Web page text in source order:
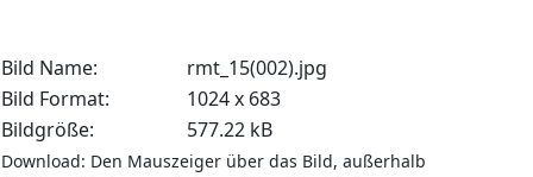
Bild Name:
rmt_15(002).jpg
Bild Format:
1024 x 683
Bildgröße:
577.22 kB
Download: Den Mauszeiger über das Bild, außerhalb